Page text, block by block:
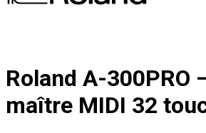
Roland A-300PRO
maître MIDI 32